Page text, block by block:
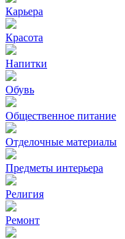
Карьера
Красота
Напитки
Обувь
Общественное питание
Отделочные материалы
Предметы интерьера
Религия
Ремонт